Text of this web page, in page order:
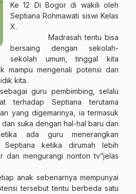
Ke 12 Di Bogor di wakili oleh
Septiana Rohmawati siswi Kelas
X.
Madrasah tentu bisa
bersaing dengan sekolah-
sekolah umum, tinggal kita
mampu mengenali potensi dan
kita.
guru pembimbing, selalu
terhadap Septiana terutama
yang digemarinya, ia termasuk
suka dengan hal-hal baru dan
ada guru menerangkan
ketika dirumah lebih
dan mengurangi nonton tv”jelas
anak sebenarnya mempunyai
tersebut tentu berbeda satu